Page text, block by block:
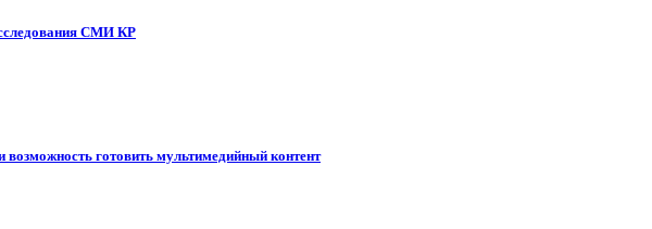
СМИ КР
готовить мультимедийный контент